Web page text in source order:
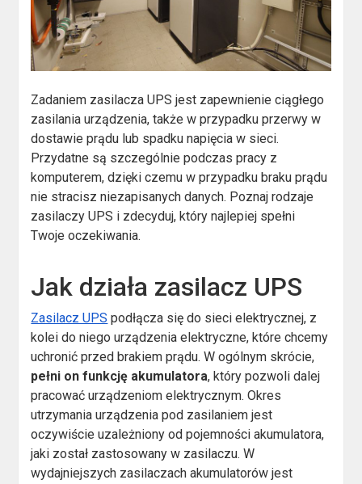
Zadaniem zasilacza UPS jest zapewnienie ciągłego
zasilania urządzenia, także w przypadku przerwy w
dostawie prądu lub spadku napięcia w sieci.
Przydatne są szczególnie podczas pracy z
komputerem, dzięki czemu w przypadku braku prądu
nie stracisz niezapisanych danych. Poznaj rodzaje
zasilaczy UPS i zdecyduj, który najlepiej spełni
Twoje oczekiwania.
Jak działa zasilacz UPS
Zasilacz UPS podłącza się do sieci elektrycznej, z
kolei do niego urządzenia elektryczne, które chcemy
uchronić przed brakiem prądu. W ogólnym skrócie,
pełni on funkcję akumulatora, który pozwoli dalej
pracować urządzeniom elektrycznym. Okres
utrzymania urządzenia pod zasilaniem jest
oczywiście uzależniony od pojemności akumulatora,
jaki został zastosowany w zasilaczu. W
wydajniejszych zasilaczach akumulatorów jest